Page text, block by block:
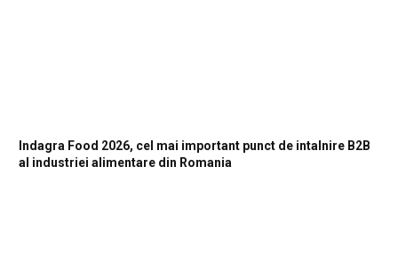
Indagra Food 2026, cel mai important punct de intalnire B2B
al industriei alimentare din Romania